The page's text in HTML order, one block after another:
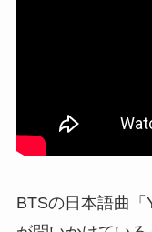
BTSの日本語曲